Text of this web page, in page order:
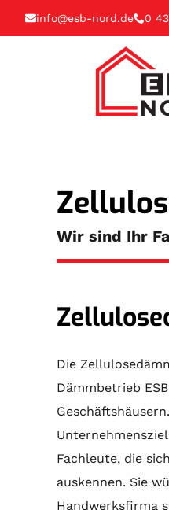
info@esb-nord.de 0
Wir sind Ihr
Die
Dämmbetrieb
Fachleute, die
auskennen. Sie
Handwerksfirma